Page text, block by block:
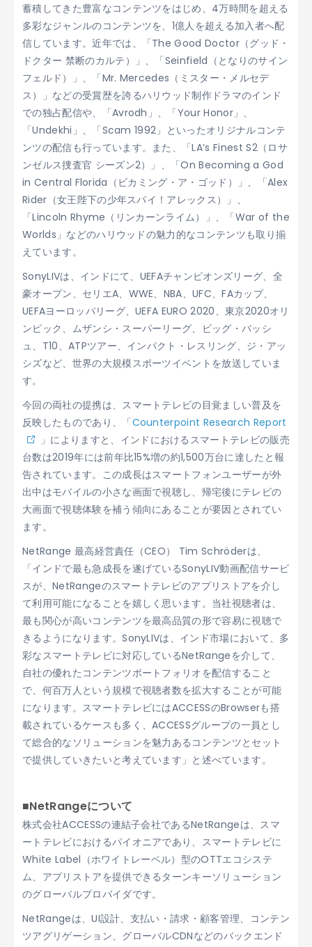
蓄積してきた豊富なコンテンツをはじめ、4万時間を超える
多彩なジャンルのコンテンツを、1億人を超える加入者へ配
信しています。近年では、「The Good Doctor（グッド・
ドクター 禁断のカルテ）」、「Seinfield（となりのサイン
フェルド）」、「Mr. Mercedes（ミスター・メルセデ
ス）」などの受賞歴を誇るハリウッド制作ドラマのインド
での独占配信や、「Avrodh」、「Your Honor」、
「Undekhi」、「Scam 1992」といったオリジナルコンテ
ンツの配信も行っています。また、「LA’s Finest S2（ロサ
ンゼルス捜査官 シーズン2）」、「On Becoming a God
in Central Florida（ビカミング・ア・ゴッド）」、「Alex
Rider（女王陛下の少年スパイ！アレックス）」、
「Lincoln Rhyme（リンカーンライム）」、「War of the
Worlds」などのハリウッドの魅力的なコンテンツも取り揃
えています。
SonyLIVは、インドにて、UEFAチャンピオンズリーグ、全
豪オープン、セリエA、WWE、NBA、UFC、FAカップ、
UEFAヨーロッパリーグ、UEFA EURO 2020、東京2020オリ
ンピック、ムザンシ・スーパーリーグ、ビッグ・バッシ
ュ、T10、ATPツアー、インパクト・レスリング、ジ・アッ
シズなど、世界の大規模スポーツイベントを放送していま
す。
今回の両社の提携は、スマートテレビの目覚ましい普及を
反映したものであり、「Counterpoint Research Report
」によりますと、インドにおけるスマートテレビの販売
台数は2019年には前年比15%増の約1,500万台に達したと報
告されています。この成長はスマートフォンユーザーが外
出中はモバイルの小さな画面で視聴し、帰宅後にテレビの
大画面で視聴体験を補う傾向にあることが要因とされてい
ます。
NetRange 最高経営責任（CEO） Tim Schröderは、
「インドで最も急成長を遂げているSonyLIV動画配信サービ
スが、NetRangeのスマートテレビのアプリストアを介し
て利用可能になることを嬉しく思います。当社視聴者は、
最も関心が高いコンテンツを最高品質の形で容易に視聴で
きるようになります。SonyLIVは、インド市場において、多
彩なスマートテレビに対応しているNetRangeを介して、
自社の優れたコンテンツポートフォリオを配信すること
で、何百万人という規模で視聴者数を拡大することが可能
になります。スマートテレビにはACCESSのBrowserも搭
載されているケースも多く、ACCESSグループの一員とし
て総合的なソリューションを魅力あるコンテンツとセット
で提供していきたいと考えています」と述べています。
■NetRangeについて
株式会社ACCESSの連結子会社であるNetRangeは、スマ
ートテレビにおけるパイオニアであり、スマートテレビに
White Label（ホワイトレーベル）型のOTTエコシステ
ム、アプリストアを提供できるターンキーソリューション
のグローバルプロバイダです。
NetRangeは、UI設計、支払い・請求・顧客管理、コンテン
ツアグリゲーション、グローバルCDNなどのバックエンド